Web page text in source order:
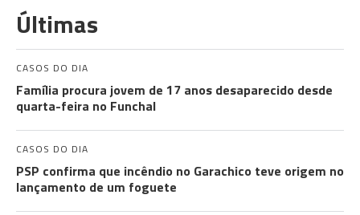
Últimas
CASOS DO DIA
Família procura jovem de 17 anos desaparecido desde
quarta-feira no Funchal
CASOS DO DIA
PSP confirma que incêndio no Garachico teve origem no
lançamento de um foguete